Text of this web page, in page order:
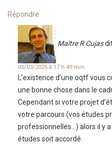
Répondre
Maître R Cujas
05/03/2025 à 17 h 49 min
L’existence d’une oqtf
une bonne chose dans le
Cependant si votre projet
votre parcours (vos études
professionnelles…) alors il y
études soit accordé.